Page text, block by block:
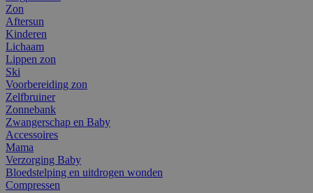
Zon
Aftersun
Kinderen
Lichaam
Lippen zon
Ski
Voorbereiding zon
Zelfbruiner
Zonnebank
Zwangerschap en Baby
Accessoires
Mama
Verzorging Baby
Bloedstelping en uitdrogen wonden
Compressen